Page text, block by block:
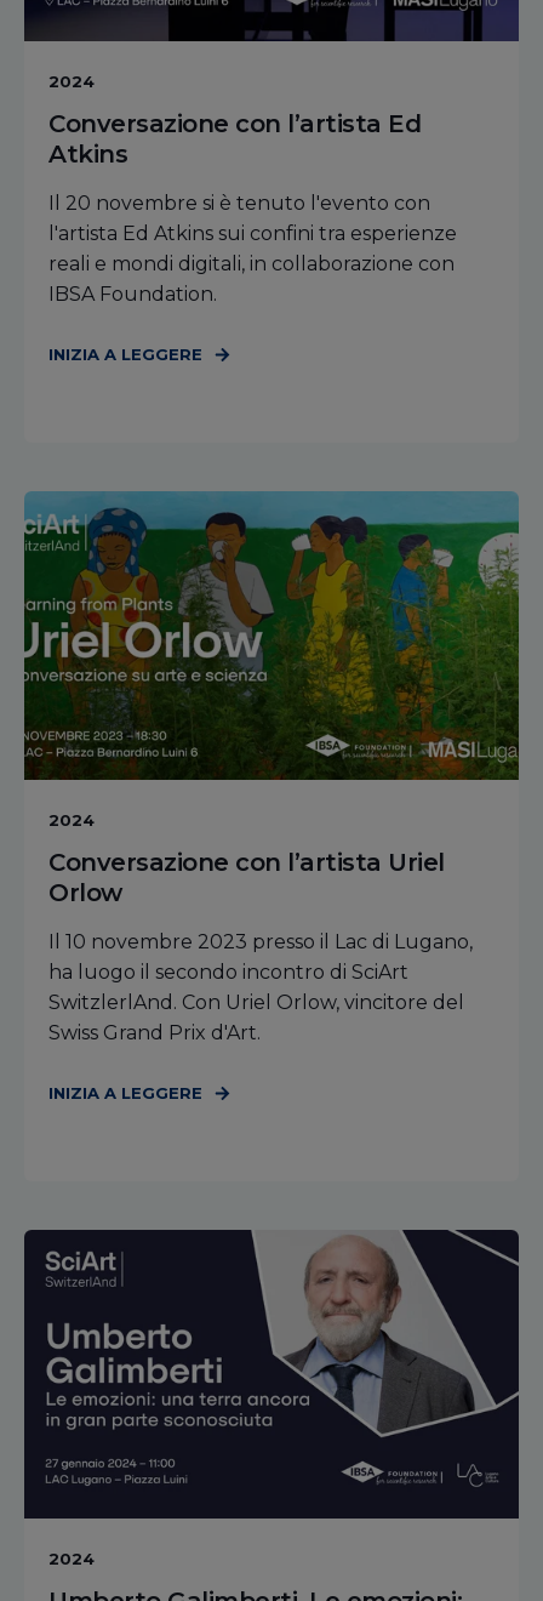
2024
Conversazione con l’artista Ed
Atkins
Il 20 novembre si è tenuto l'evento con
l'artista Ed Atkins sui confini tra esperienze
reali e mondi digitali, in collaborazione con
IBSA Foundation.
INIZIA A LEGGERE
2024
Conversazione con l’artista Uriel
Orlow
Il 10 novembre 2023 presso il Lac di Lugano,
ha luogo il secondo incontro di SciArt
SwitzlerlAnd. Con Uriel Orlow, vincitore del
Swiss Grand Prix d'Art.
INIZIA A LEGGERE
2024